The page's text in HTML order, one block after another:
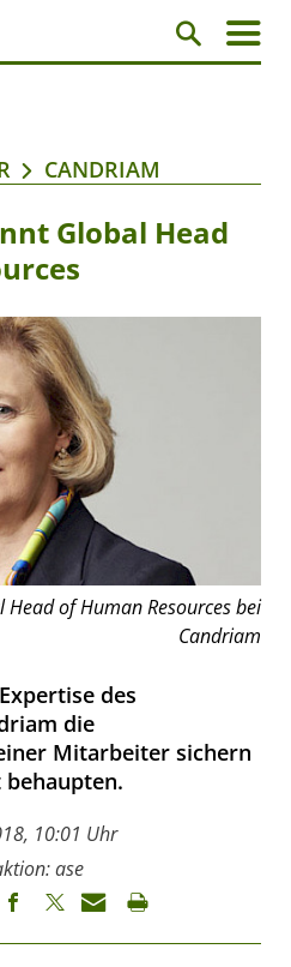
CANDRIAM
Global Head
of Human Resources bei
Candriam
des
die
Mitarbeiter sichern
10:01 Uhr
ase